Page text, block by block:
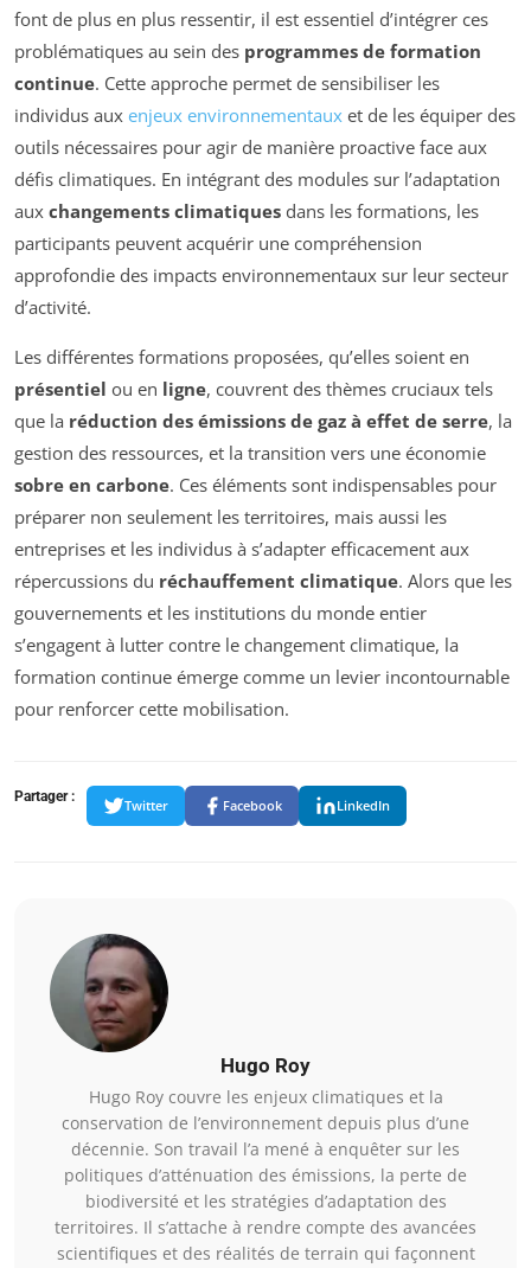
font de plus en plus ressentir, il est essentiel d’intégrer ces
problématiques au sein des programmes de formation
continue. Cette approche permet de sensibiliser les
individus aux enjeux environnementaux et de les équiper des
outils nécessaires pour agir de manière proactive face aux
défis climatiques. En intégrant des modules sur l’adaptation
aux changements climatiques dans les formations, les
participants peuvent acquérir une compréhension
approfondie des impacts environnementaux sur leur secteur
d’activité.
Les différentes formations proposées, qu’elles soient en
présentiel ou en ligne, couvrent des thèmes cruciaux tels
que la réduction des émissions de gaz à effet de serre, la
gestion des ressources, et la transition vers une économie
sobre en carbone. Ces éléments sont indispensables pour
préparer non seulement les territoires, mais aussi les
entreprises et les individus à s’adapter efficacement aux
répercussions du réchauffement climatique. Alors que les
gouvernements et les institutions du monde entier
s’engagent à lutter contre le changement climatique, la
formation continue émerge comme un levier incontournable
pour renforcer cette mobilisation.
Partager :
Twitter Facebook LinkedIn
Hugo Roy
Hugo Roy couvre les enjeux climatiques et la
conservation de l’environnement depuis plus d’une
décennie. Son travail l’a mené à enquêter sur les
politiques d’atténuation des émissions, la perte de
biodiversité et les stratégies d’adaptation des
territoires. Il s’attache à rendre compte des avancées
scientifiques et des réalités de terrain qui façonnent